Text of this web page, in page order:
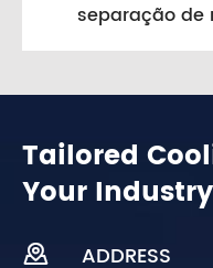
separação de
Tailored
Your
 ADDRESS